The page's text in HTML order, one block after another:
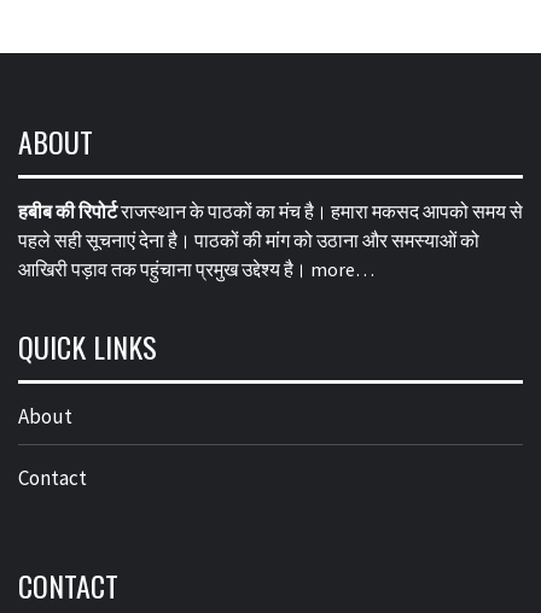
ABOUT
हबीब की रिपोर्टराजस्थान के पाठकों का मंच है। हमारा मकसद आपको समय से
पहले सही सूचनाएं देना है। पाठकों की मांग को उठाना और समस्याओं को
आखिरी पड़ाव तक पहुंचाना प्रमुख उद्देश्य है। more…
QUICK LINKS
About
Contact
CONTACT